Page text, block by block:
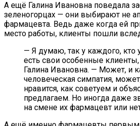
А ещё Галина Ивановна поведала
зеленогорцах — они выбирают не
фармацевта. Ведь даже когда ей
место работы, клиенты пошли
—­­ Я думаю, так у каждого, кто
есть свои особенные
Галина Ивановна. — Может, и
человеческая симпатия,
нравится, как советуем и
предлагаем. Но иногда даже
на смене их фармацевт или